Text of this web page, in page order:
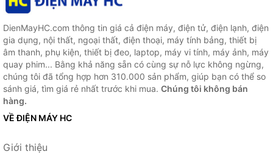
DienMayHC.com thông tin giá cả điện máy, điện tử, điện lạnh, điện
gia dụng, nội thất, ngoại thất, điện thoại, máy tính bảng, thiết bị
âm thanh, phụ kiện, thiết bị đeo, laptop, máy vi tính, máy ảnh, máy
quay phim... Bằng khả năng sẵn có cùng sự nỗ lực không ngừng,
chúng tôi đã tổng hợp hơn 310.000 sản phẩm, giúp bạn có thể so
sánh giá, tìm giá rẻ nhất trước khi mua. Chúng tôi không bán
hàng.
VỀ ĐIỆN MÁY HC
Giới thiệu